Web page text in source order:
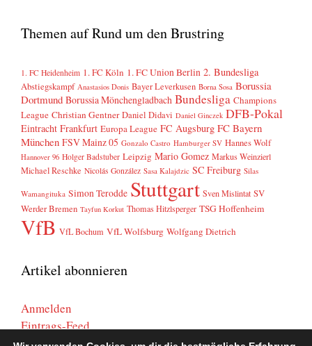
Themen auf Rund um den Brustring
1. FC Heidenheim 1. FC Köln 1. FC Union Berlin 2. Bundesliga
Abstiegskampf Anastasios Donis Bayer Leverkusen Borna Sosa Borussia
Dortmund Borussia Mönchengladbach Bundesliga Champions
League Christian Gentner Daniel Didavi Daniel Ginczek DFB-Pokal
Eintracht Frankfurt Europa League FC Augsburg FC Bayern
München FSV Mainz 05 Gonzalo Castro Hamburger SV Hannes Wolf
Hannover 96 Holger Badstuber Leipzig Mario Gomez Markus Weinzierl
Michael Reschke Nicolás González Sasa Kalajdzic SC Freiburg Silas
Wamangituka Simon Terodde Stuttgart Sven Mislintat SV
Werder Bremen Tayfun Korkut Thomas Hitzlsperger TSG Hoffenheim
VfB VfL Bochum VfL Wolfsburg Wolfgang Dietrich
Artikel abonnieren
Anmelden
Eintrags-Feed
Kommentar-Feed